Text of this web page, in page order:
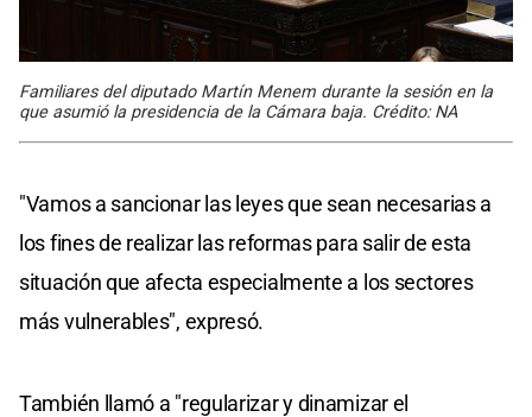
Familiares del diputado Martín Menem durante la sesión en la
que asumió la presidencia de la Cámara baja. Crédito: NA
"Vamos a sancionar las leyes que sean necesarias a
los fines de realizar las reformas para salir de esta
situación que afecta especialmente a los sectores
más vulnerables", expresó.
También llamó a "regularizar y dinamizar el